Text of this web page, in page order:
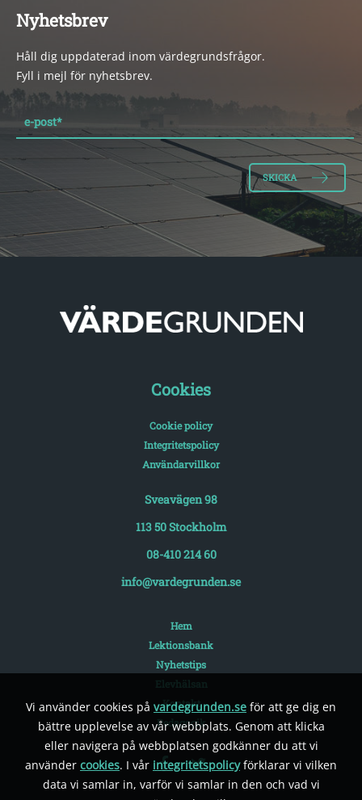
Vi använder cookies på vardegrunden.se för att ge dig en
bättre upplevelse av vår webbplats. Genom att klicka
eller navigera på webbplatsen godkänner du att vi
använder cookies. I vår integritetspolicyförklarar vi vilken
data vi samlar in, varför vi samlar in den och vad vi
Nyhetsbrev
Håll dig uppdaterad inom värdegrundsfrågor.
Fyll i mejl för nyhetsbrev.
e-post*
Cookies
Cookie policy
Integritetspolicy
Användarvillkor
Sveavägen 98
113 50 Stockholm
08-410 214 60
info@vardegrunden.se
Hem
Lektionsbank
Nyhetstips
Kontakt
Pedagogik